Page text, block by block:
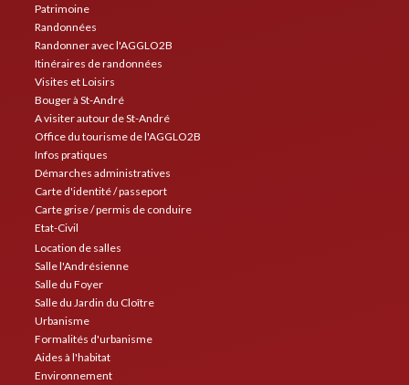
Patrimoine
Randonnées
Randonner avec l'AGGLO2B
Itinéraires de randonnées
Visites et Loisirs
Bouger à St-André
A visiter autour de St-André
Office du tourisme de l'AGGLO2B
Infos pratiques
Démarches administratives
Carte d'identité / passeport
Carte grise / permis de conduire
Etat-Civil
Location de salles
Salle l'Andrésienne
Salle du Foyer
Salle du Jardin du Cloître
Urbanisme
Formalités d'urbanisme
Aides à l'habitat
Environnement